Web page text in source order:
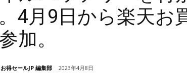
4月9日から楽天お
加。
お得セールJP 編集部 2023年4月8日